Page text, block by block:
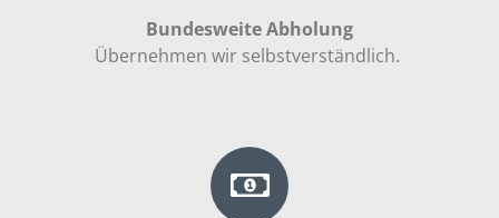
Bundesweite Abholung
Übernehmen wir selbstverständlich.